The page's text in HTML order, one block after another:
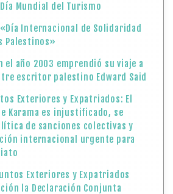
Mundial del Turismo
Internacional de Solidaridad
Palestinos»
el año 2003 emprendió su viaje a
escritor palestino Edward Said
Exteriores y Expatriados: El
Karama es injustificado, se
de sanciones colectivas y
internacional urgente para
Exteriores y Expatriados
la Declaración Conjunta